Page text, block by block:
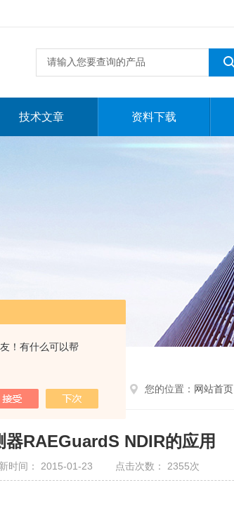
！有什么可以帮
技术文章 资料下载
您的位置： 网站首页
器RAEGuardS NDIR的应用
时间： 2015-01-23 点击次数： 2355次